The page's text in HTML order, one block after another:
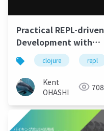
Practical REPL-driven
Development with
Clojureclojure repl
Kent
OHASHI
708